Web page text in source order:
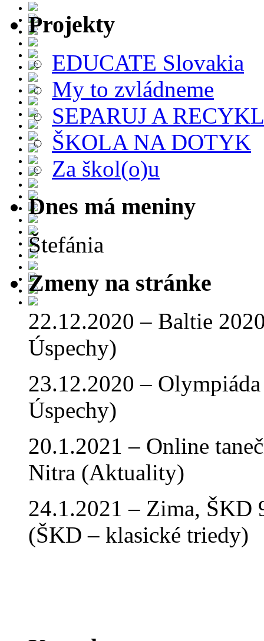
Projekty
EDUCATE Slovakia
My to zvládneme
SEPARUJ A
ŠKOLA NA DOTYK
Za škol(o)u
Dnes má meniny
Štefánia
Zmeny na stránke
22.12.2020 – Baltie
Úspechy)
23.12.2020 –
Úspechy)
20.1.2021 – Online
Nitra (Aktuality)
24.1.2021 – Zima, ŠKD
(ŠKD – klasické triedy)